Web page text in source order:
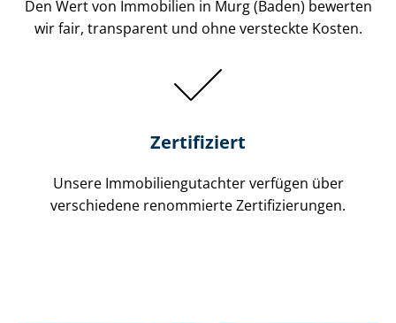
Den Wert von Immobilien in Murg (Baden) bewerten
wir fair, transparent und ohne versteckte Kosten.
Zertifiziert
Unsere Immobilien­gutachter verfügen über
verschiedene renommierte Zer­ti­fi­zie­run­gen.